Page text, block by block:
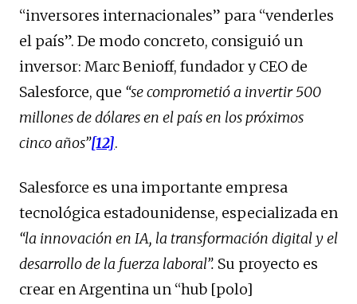
“inversores internacionales” para “venderles
el país”. De modo concreto, consiguió un
inversor: Marc Benioff, fundador y CEO de
Salesforce, que “se comprometió a invertir 500
millones de dólares en el país en los próximos
cinco años”[12].
Salesforce es una importante empresa
tecnológica estadounidense, especializada en
“la innovación en IA, la transformación digital y el
desarrollo de la fuerza laboral”. Su proyecto es
crear en Argentina un “hub [polo]